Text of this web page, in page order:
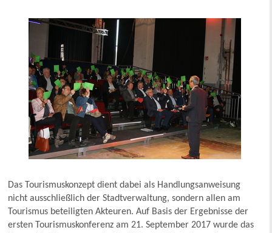
Das Tourismuskonzept dient dabei als Handlungsanweisung
nicht ausschließlich der Stadtverwaltung, sondern allen am
Tourismus beteiligten Akteuren. Auf Basis der Ergebnisse der
ersten Tourismuskonferenz am 21. September 2017 wurde das